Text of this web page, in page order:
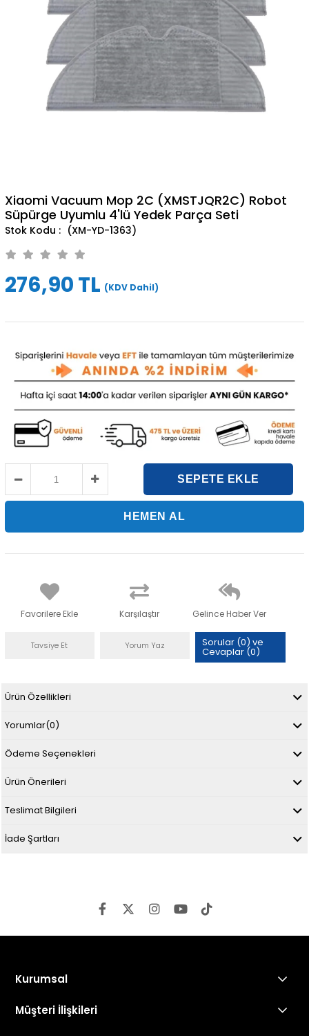
Xiaomi Vacuum Mop 2C (XMSTJQR2C) Robot
Süpürge Uyumlu 4'lü Yedek Parça Seti
(XM-YD-1363)
276,90 TL (KDV Dahil)
Favorilere Ekle Karşılaştır Gelince Haber Ver
Tavsiye Et Yorum Yaz Sorular (0) ve
Cevaplar (0)
Ürün Özellikleri
Yorumlar(0)
Ödeme Seçenekleri
Ürün Önerileri
Teslimat Bilgileri
İade Şartları
Kurumsal
Müşteri İlişkileri